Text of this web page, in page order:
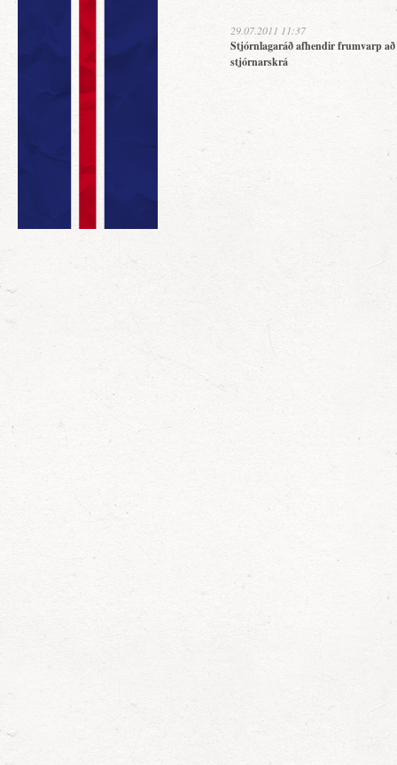
29.07.2011 11:37
Stjórnlagaráð afhendir frumvarp
stjórnarskrá